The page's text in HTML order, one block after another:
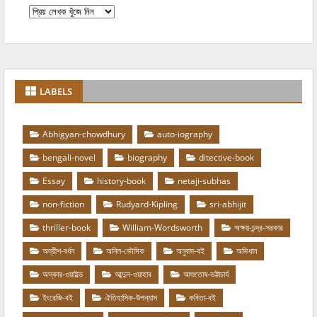
LABELS
Abhigyan-chowdhury
auto-iography
bengali-novel
biography
ditective-book
Essay
history-book
netaji-subhas
non-fiction
Rudyard-Kipling
sri-abhijit
thriller-book
William-Wordsworth
অক্ষয়-চন্দ্র-সরকার
অদ্রীশ-বর্ধন
অনিল-ভৌমিক অনুবাদ-বই
অভিধান
অস্কার-ওয়াইল্ড
আব্দুল-ওয়াহাব
আশুতোষ-ভট্টাচার্য
ইংরেজি-বই
ঐতিহাসিক-উপন্যাস
কবিতা-বই